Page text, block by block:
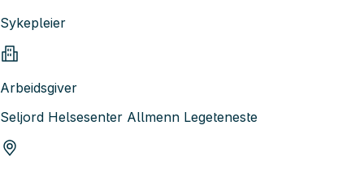
Sykepleier
Arbeidsgiver
Seljord Helsesenter Allmenn Legeteneste